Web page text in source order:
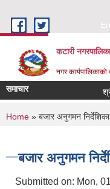
कटारी नगरपालिका
नगर
समाचार
You are here
Home » बजार अनुगमन
बजार अनुगमन
Submitted on: Mon,